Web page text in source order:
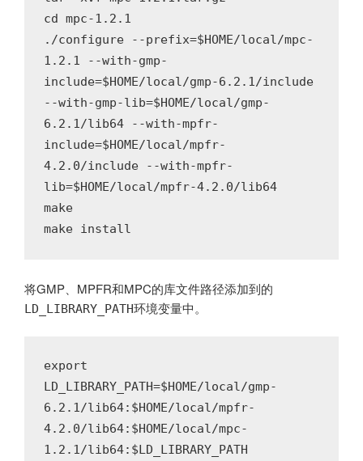
cd mpc-1.2.1
./configure --prefix=$HOME/local/mpc-
1.2.1 --with-gmp-
include=$HOME/local/gmp-6.2.1/include
--with-gmp-lib=$HOME/local/gmp-
6.2.1/lib64 --with-mpfr-
include=$HOME/local/mpfr-
4.2.0/include
--with-mpfr-
lib=$HOME/local/mpfr-4.2.0/lib64
make
make install
将GMP、MPFR和MPC的库文件路径添加到的
LD_LIBRARY_PATH环境变量中。
export
LD_LIBRARY_PATH=$HOME/local/gmp-
6.2.1/lib64:$HOME/local/mpfr-
4.2.0/lib64:$HOME/local/mpc-
1.2.1/lib64:$LD_LIBRARY_PATH